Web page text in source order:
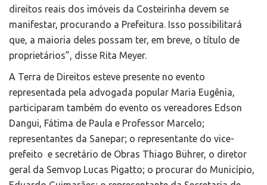
direitos reais dos imóveis da Costeirinha devem se
manifestar, procurando a Prefeitura. Isso possibilitará
que, a maioria deles possam ter, em breve, o título de
proprietários”, disse Rita Meyer.
A Terra de Direitos esteve presente no evento
representada pela advogada popular Maria Eugênia,
participaram também do evento os vereadores Edson
Dangui, Fátima de Paula e Professor Marcelo;
representantes da Sanepar; o representante do vice-
prefeito e secretário de Obras Thiago Bührer, o diretor
geral da Semvop Lucas Pigatto; o procurar do Município,